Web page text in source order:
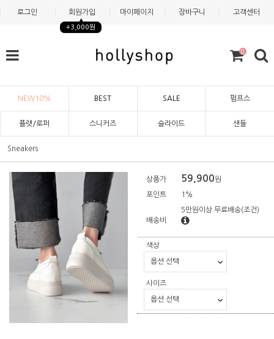
로그인 회원가입
+3,000원
마이페이지 장바구니 고객센터
0
NEW10% BEST SALE 펌프스
플랫/로퍼 스니커즈 슬라이드 샌들
Sneakers
상품가 59,900원
포인트 1%
배송비
5만원이상 무료배송(조건)
색상
사이즈